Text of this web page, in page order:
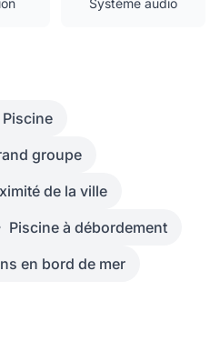
Système audio
Piscine
groupe
de la ville
Piscine à débordement
en bord de mer